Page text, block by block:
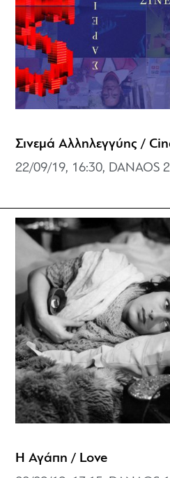
Σινεμά Αλληλεγγύης /
22/09/19, 16:30, DANAOS 2
Η Αγάπη / Love